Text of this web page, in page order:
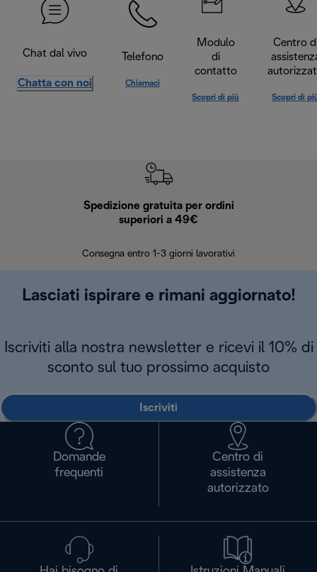
Chat dal vivo
Chatta con noi
Telefono
Chiamaci
Modulo
di
contatto
Scopri di più
Centro
Scopri di
Spedizione gratuita per ordini
superiori a 49€
Consegna entro 1-3 giorni lavorativi
Lasciati ispirare e rimani aggiornato!
Iscriviti alla nostra newsletter e ricevi il 10% di
sconto sul tuo prossimo acquisto
Iscriviti
Domande
frequenti
Centro di
assistenza
autorizzato